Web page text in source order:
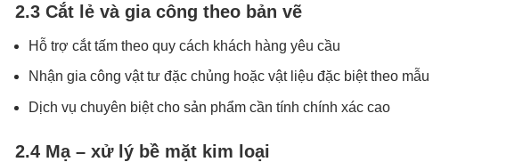
2.3 Cắt lẻ và gia công theo bản vẽ
Hỗ trợ cắt tấm theo quy cách khách hàng yêu cầu
Nhận gia công vật tư đặc chủng hoặc vật liệu đặc biệt theo mẫu
Dịch vụ chuyên biệt cho sản phẩm cần tính chính xác cao
2.4 Mạ – xử lý bề mặt kim loại